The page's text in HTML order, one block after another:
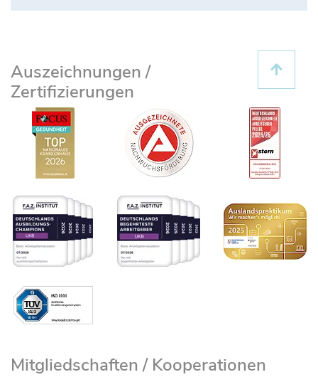
Auszeichnungen /
Zertifizierungen
Mitgliedschaften / Kooperationen